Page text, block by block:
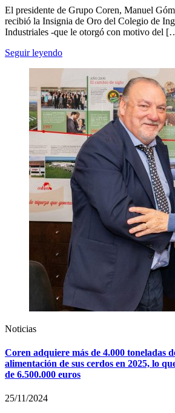
El presidente de Grupo Coren, Manuel
recibió la Insignia de Oro del Colegio de
Industriales -que le otorgó con motivo del
Seguir leyendo
Noticias
Coren adquiere más de 4.000 toneladas
alimentación de sus cerdos en 2025, lo
de 6.500.000 euros
25/11/2024